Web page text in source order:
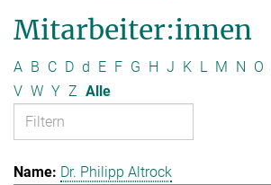
Mitarbeiter:innen
A B C D d E F G H J K L M N O
V W Y Z Alle
Dr. Philipp Altrock